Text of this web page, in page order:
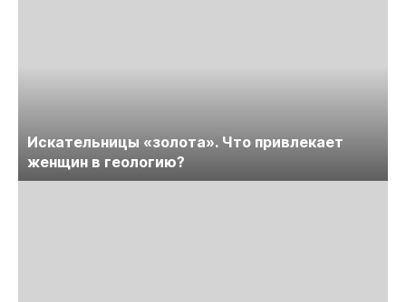
Искательницы «золота». Что привлекает
женщин в геологию?